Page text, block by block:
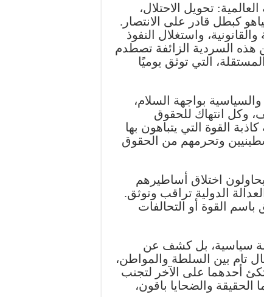
تحويل الاحتلال،
كبطل قادر على الانتصار.
واستغلال النفوذ
هذه السردية الزائفة تصطدم
التي توثق يوميًا
بواجهة السلام،
وكل انتهاك للحقوق
القوة التي يتباهون بها
وتحرمهم من الحقوق
اختلاق أساطيرهم
الدولية تراقب وتوثق.
باسم القوة أو التحالفات
سياسية، بل كشف عن
تام بين السلطة والمواطن،
أحدهما على الآخر لتجنب
والضحايا باقون،